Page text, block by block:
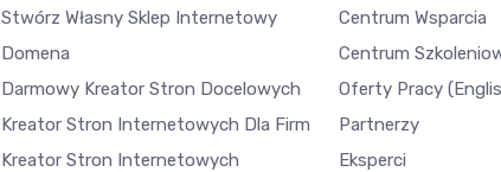
Stwórz Własny Sklep Internetowy
Domena
Darmowy Kreator Stron Docelowych
Kreator Stron Internetowych Dla Firm
Kreator Stron Internetowych
Centrum Wsparcia
Centrum
Oferty Pracy
Partnerzy
Eksperci